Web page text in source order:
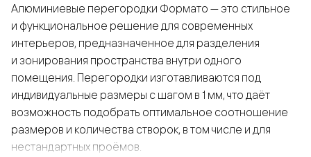
Алюминиевые перегородки Формато — это стильное
и функциональное решение для современных
интерьеров, предназначенное для разделения
и зонирования пространства внутри одного
помещения. Перегородки изготавливаются под
индивидуальные размеры с шагом в 1 мм, что даёт
возможность подобрать оптимальное соотношение
размеров и количества створок, в том числе и для
нестандартных проёмов.